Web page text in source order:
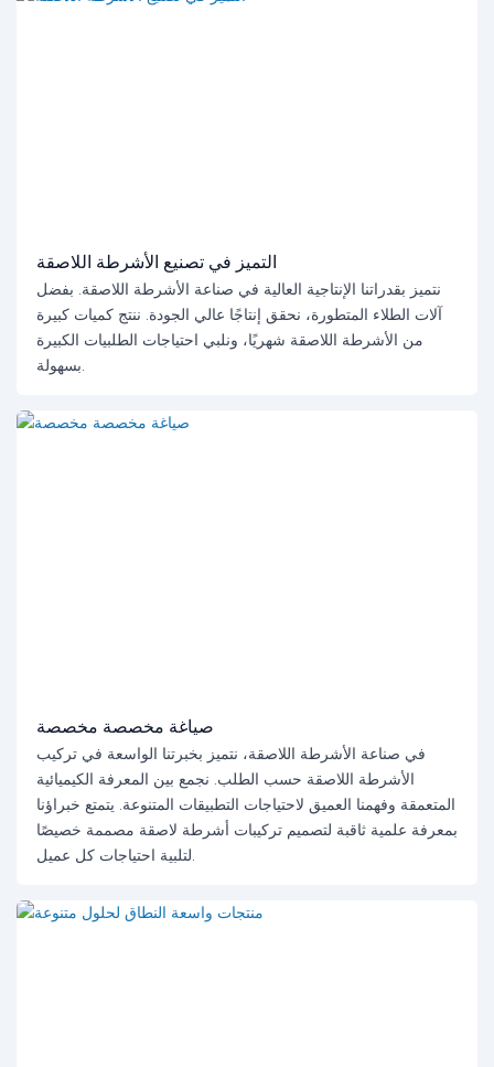
التميز في تصنيع الأشرطة اللاصقة
نتميز بقدراتنا الإنتاجية العالية في صناعة الأشرطة اللاصقة. بفضل
آلات الطلاء المتطورة، نحقق إنتاجًا عالي الجودة. ننتج كميات كبيرة
من الأشرطة اللاصقة شهريًا، ونلبي احتياجات الطلبيات الكبيرة
بسهولة.
صياغة مخصصة مخصصة
في صناعة الأشرطة اللاصقة، نتميز بخبرتنا الواسعة في تركيب
الأشرطة اللاصقة حسب الطلب. نجمع بين المعرفة الكيميائية
المتعمقة وفهمنا العميق لاحتياجات التطبيقات المتنوعة. يتمتع خبراؤنا
بمعرفة علمية ثاقبة لتصميم تركيبات أشرطة لاصقة مصممة خصيصًا
لتلبية احتياجات كل عميل.